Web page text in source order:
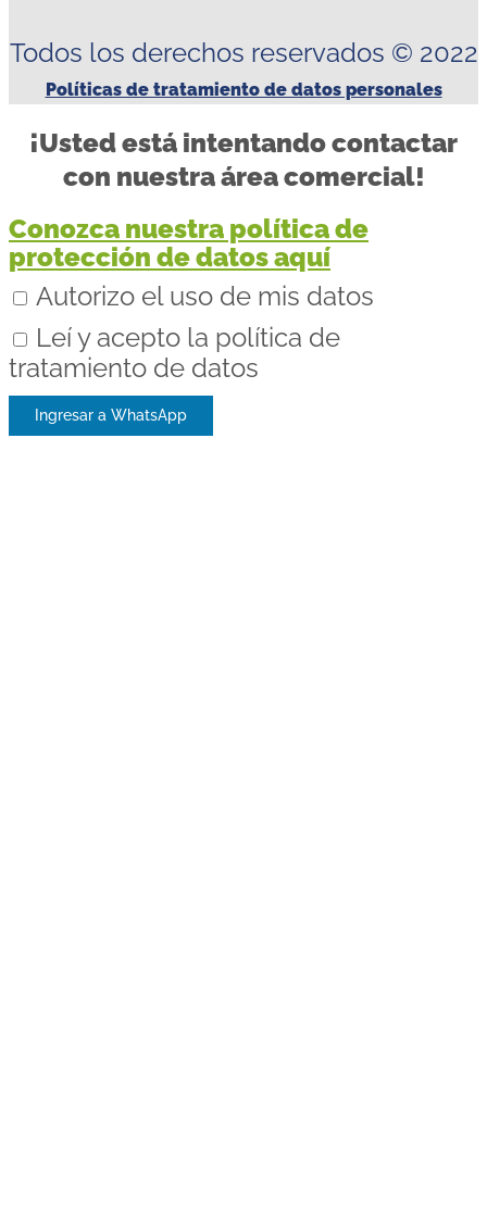
Todos los derechos reservados © 2022
Políticas de tratamiento de datos personales
¡Usted está intentando contactar
con nuestra área comercial!
Conozca nuestra política de
protección de datos aquí
Autorizo el uso de mis datos
Leí y acepto la política de
tratamiento de datos
Ingresar a WhatsApp